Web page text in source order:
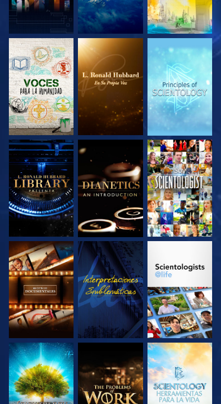
EXPLORA LAS
SERIES
EXPLORA LAS
SERIES
EXPLORA LAS
SERIES
EXPLORA LAS
SERIES
EXPLORA LAS
SERIES
VE
EXPLORA LAS
SERIES
VE
EXPLORA LAS
EXPLORA LAS
SERIES
EXPLORA LAS
SERIES
EXPLORA LAS
SERIES